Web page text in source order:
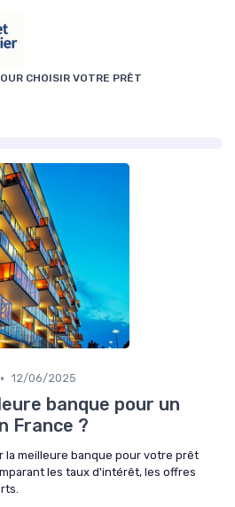
CHOISIR VOTRE PRÊT
• 12/06/2025
banque pour un
France ?
la meilleure banque pour votre prêt
les taux d'intérêt, les offres